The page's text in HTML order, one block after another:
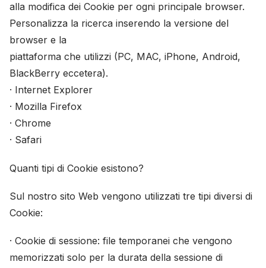
alla modifica dei Cookie per ogni principale browser.
Personalizza la ricerca inserendo la versione del
browser e la
piattaforma che utilizzi (PC, MAC, iPhone, Android,
BlackBerry eccetera).
· Internet Explorer
· Mozilla Firefox
· Chrome
· Safari
Quanti tipi di Cookie esistono?
Sul nostro sito Web vengono utilizzati tre tipi diversi di
Cookie:
· Cookie di sessione: file temporanei che vengono
memorizzati solo per la durata della sessione di